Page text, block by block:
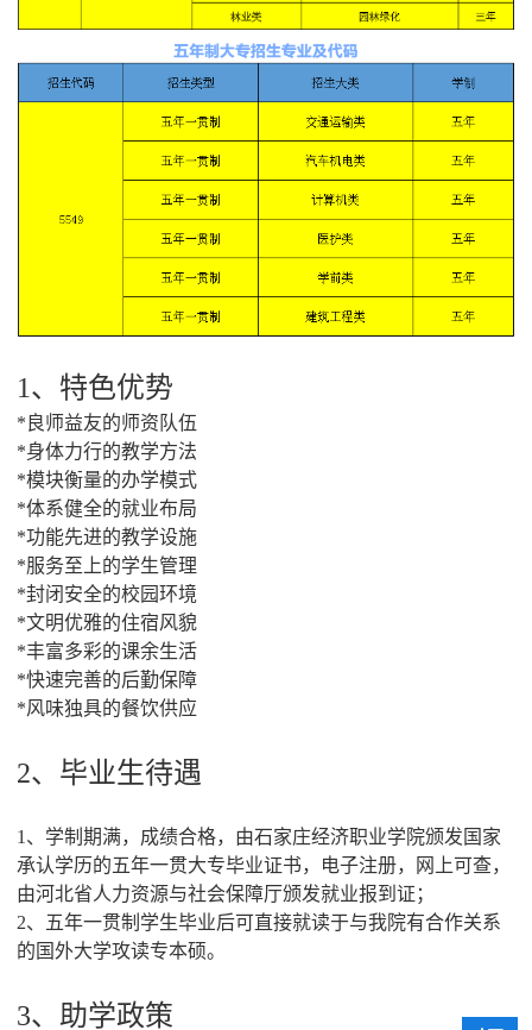
1、特色优势
*良师益友的师资队伍
*身体力行的教学方法
*模块衡量的办学模式
*体系健全的就业布局
*功能先进的教学设施
*服务至上的学生管理
*封闭安全的校园环境
*文明优雅的住宿风貌
*丰富多彩的课余生活
*快速完善的后勤保障
*风味独具的餐饮供应
2、毕业生待遇
1、学制期满，成绩合格，由石家庄经济职业学院颁发国家
承认学历的五年一贯大专毕业证书，电子注册，网上可查，
由河北省人力资源与社会保障厅颁发就业报到证；
2、五年一贯制学生毕业后可直接就读于与我院有合作关系
的国外大学攻读专本硕。
3、助学政策